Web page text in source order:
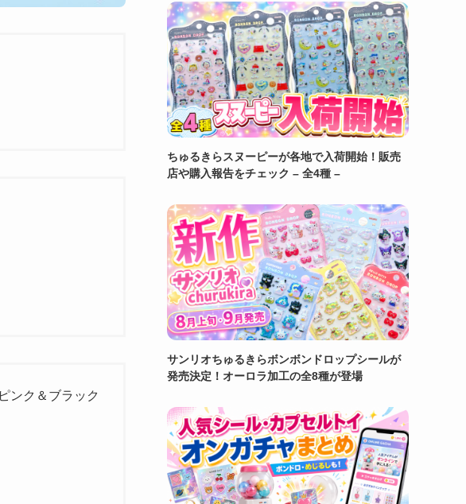
ンク＆ブラック
ちゅるきらスヌーピーが各地で入荷開始！販売
店や購入報告をチェック – 全4種 –
サンリオちゅるきらボンボンドロップシールが
発売決定！オーロラ加工の全8種が登場